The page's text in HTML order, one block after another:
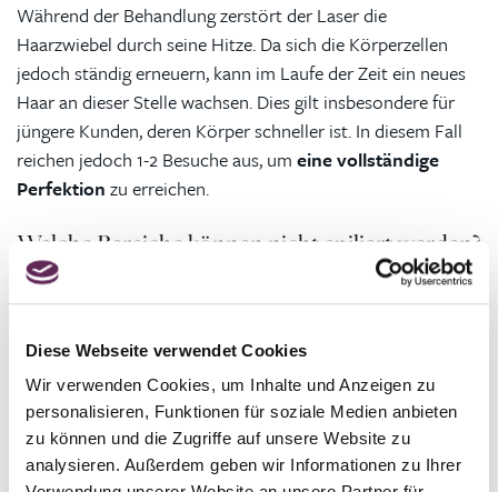
Diese Webseite verwendet Cookies
Wir verwenden Cookies, um Inhalte und Anzeigen zu
personalisieren, Funktionen für soziale Medien anbieten
zu können und die Zugriffe auf unsere Website zu
analysieren. Außerdem geben wir Informationen zu Ihrer
Während der Behandlung zerstört der Laser die
Haarzwiebel durch seine Hitze. Da sich die Körperzellen
jedoch ständig erneuern, kann im Laufe der Zeit ein neues
Haar an dieser Stelle wachsen. Dies gilt insbesondere für
jüngere Kunden, deren Körper schneller ist. In diesem Fall
reichen jedoch 1-2 Besuche aus, um eine vollständige
Perfektion zu erreichen.
Welche Bereiche können nicht epiliert werden?
Der Laser kann überall am Körper und im Gesicht Haare
Allerdings kann er nicht anStellen mit Tätowierungen
gelangen. Der Laserstrahl bindet sich andas Pigment
Tätowierungen könnte dies also gestört werden.
Worauf ist zu achten?